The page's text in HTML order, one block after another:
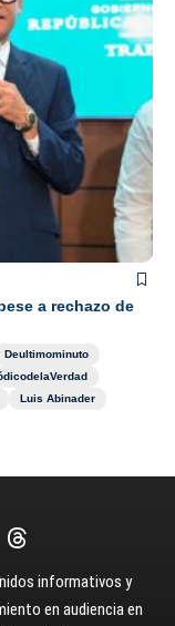
a rechazo de
Deultimominuto
Luis Abinader
informativos y
en audiencia en